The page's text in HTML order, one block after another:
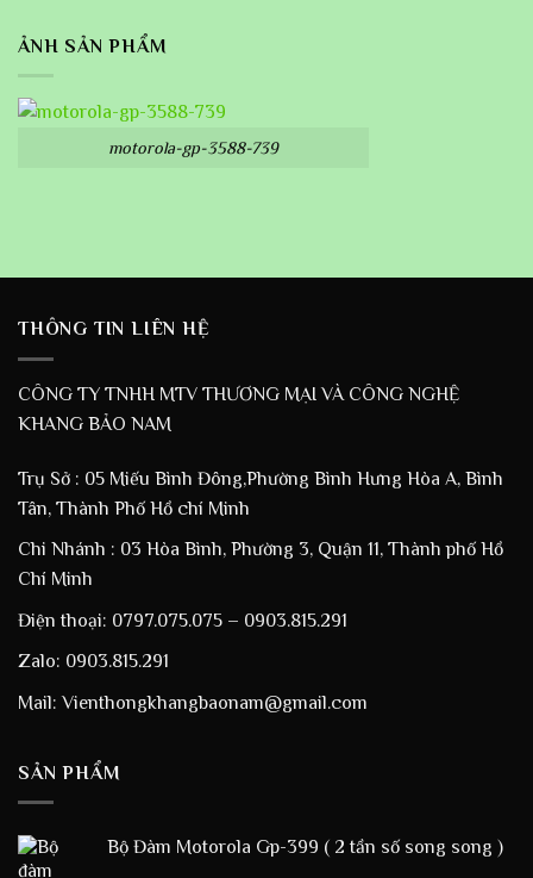
ẢNH SẢN PHẨM
motorola-gp-3588-739
THÔNG TIN LIÊN HỆ
CÔNG TY TNHH MTV THƯƠNG MẠI VÀ CÔNG NGHỆ
KHANG BẢO NAM
Trụ Sở : 05 Miếu Bình Đông,Phường Bình Hưng Hòa A, Bình
Tân, Thành Phố Hồ chí Minh
Chi Nhánh : 03 Hòa Bình, Phường 3, Quận 11, Thành phố Hồ
Chí Minh
Điện thoại: 0797.075.075 – 0903.815.291
Zalo: 0903.815.291
Mail: Vienthongkhangbaonam@gmail.com
SẢN PHẨM
Bộ Đàm Motorola Gp-399 ( 2 tần số song song )